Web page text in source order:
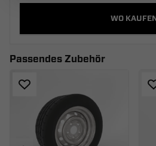
WO KAUFEN
Passendes Zubehör